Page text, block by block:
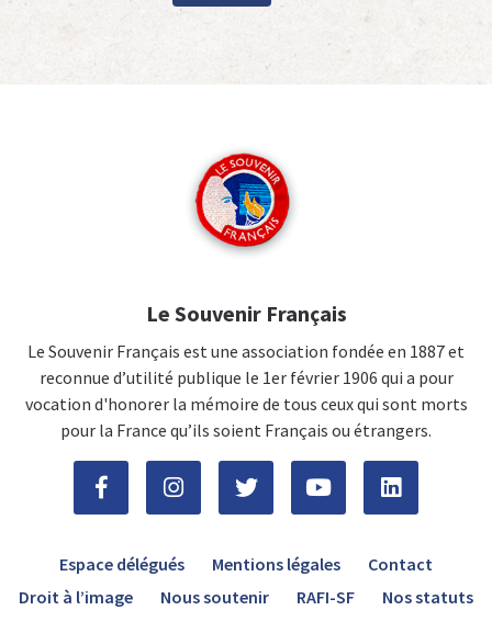
Le Souvenir Français
Le Souvenir Français est une association fondée en 1887 et
reconnue d’utilité publique le 1er février 1906 qui a pour
vocation d'honorer la mémoire de tous ceux qui sont morts
pour la France qu’ils soient Français ou étrangers.
Espace délégués Mentions légales
Contact
Droit à l’image
Nous soutenir RAFI-SF Nos statuts